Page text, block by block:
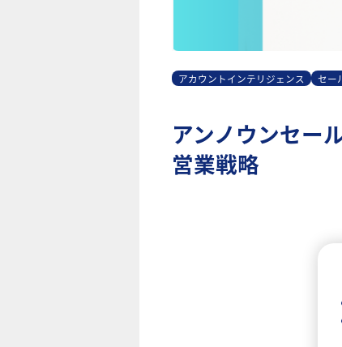
アカウントインテリジェンス セー
アンノウンセー
営業戦略